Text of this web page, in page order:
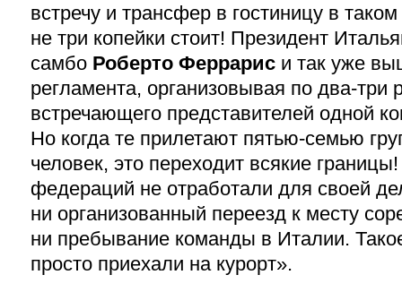
встречу и трансфер в гостиницу в
не три копейки стоит! Президент
самбо Роберто Феррарис и так уже
регламента, организовывая по два-три
встречающего представителей одной
Но когда те прилетают пятью-семью
человек, это переходит всякие
федераций не отработали для своей
ни организованный переезд к месту
ни пребывание команды в Италии.
просто приехали на курорт».